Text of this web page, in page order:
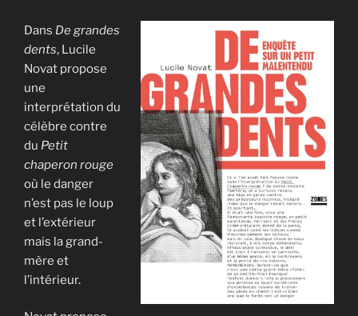
Dans De grandes
dents, Lucile
Novat propose
une
interprétation du
célèbre contre
du Petit
chaperon rouge
où le danger
n’est pas le loup
et l’extérieur
mais la grand-
mère et
l’intérieur.